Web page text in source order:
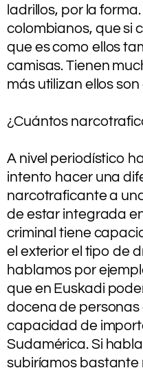
ladrillos, por la
colombianos, que si
que es como ellos
camisas. Tienen
más utilizan ellos
¿Cuántos
A nivel periodístico
intento hacer una
narcotraficante a
de estar integrada
criminal tiene
el exterior el tipo de
hablamos por
que en Euskadi
docena de personas
capacidad de
Sudamérica. Si
subiríamos bastante